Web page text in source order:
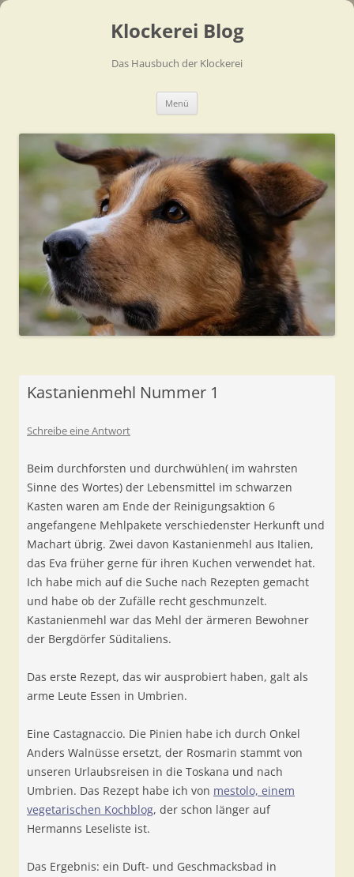
Klockerei Blog
Das Hausbuch der Klockerei
Menü
Kastanienmehl Nummer 1
Schreibe eine Antwort
Beim durchforsten und durchwühlen( im wahrsten
Sinne des Wortes) der Lebensmittel im schwarzen
Kasten waren am Ende der Reinigungsaktion 6
angefangene Mehlpakete verschiedenster Herkunft und
Machart übrig. Zwei davon Kastanienmehl aus Italien,
das Eva früher gerne für ihren Kuchen verwendet hat.
Ich habe mich auf die Suche nach Rezepten gemacht
und habe ob der Zufälle recht geschmunzelt.
Kastanienmehl war das Mehl der ärmeren Bewohner
der Bergdörfer Süditaliens.
Das erste Rezept, das wir ausprobiert haben, galt als
arme Leute Essen in Umbrien.
Eine Castagnaccio. Die Pinien habe ich durch Onkel
Anders Walnüsse ersetzt, der Rosmarin stammt von
unseren Urlaubsreisen in die Toskana und nach
Umbrien. Das Rezept habe ich von mestolo, einem
vegetarischen Kochblog, der schon länger auf
Hermanns Leseliste ist.
Das Ergebnis: ein Duft- und Geschmacksbad in